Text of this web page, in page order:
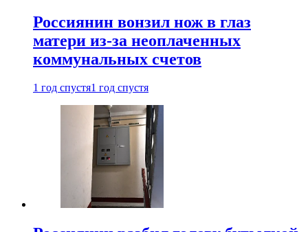
Россиянин вонзил нож в глаз
матери из-за неоплаченных
коммунальных счетов
1 год спустя1 год спустя